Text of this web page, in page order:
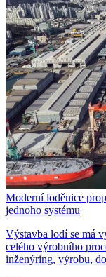
Moderní loděnice
jednoho systému
Výstavba lodí se má
celého výrobního
inženýring, výrobu,